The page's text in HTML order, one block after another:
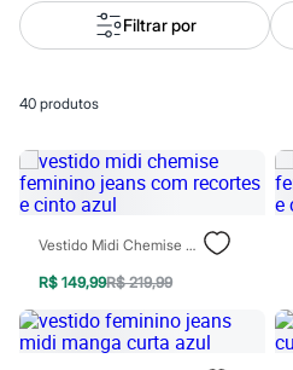
Calças
Casacos e Jaquetas
Jeans
Saias
Vestidos
Acessórios
Bolsas
Bonés e Chapéus
Bijoux
Cintos
Óculos
Relógios
Calçados
Botas
Filtrar por
40 produtos
Vestido Midi Chemise Feminino Jeans Com Recortes E Cinto Azul
R$ 149,99R$ 219,99